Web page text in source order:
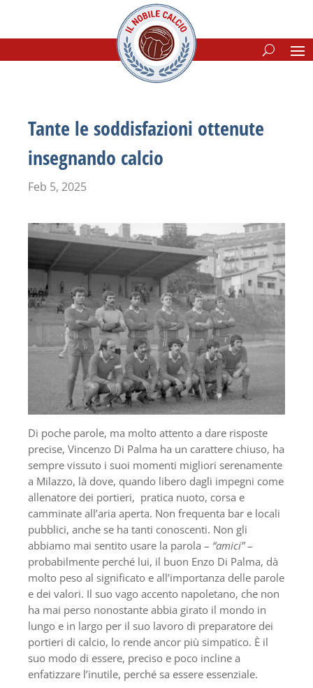
Tante le soddisfazioni ottenute
insegnando calcio
Feb 5, 2025
Di poche parole, ma molto attento a dare risposte
precise, Vincenzo Di Palma ha un carattere chiuso, ha
sempre vissuto i suoi momenti migliori serenamente
a Milazzo, là dove, quando libero dagli impegni come
allenatore dei portieri, pratica nuoto, corsa e
camminate all’aria aperta. Non frequenta bar e locali
pubblici, anche se ha tanti conoscenti. Non gli
abbiamo mai sentito usare la parola – “amici”–
probabilmente perché lui, il buon Enzo Di Palma, dà
molto peso al significato e all’importanza delle parole
e dei valori. Il suo vago accento napoletano, che non
ha mai perso nonostante abbia girato il mondo in
lungo e in largo per il suo lavoro di preparatore dei
portieri di calcio, lo rende ancor più simpatico. È il
suo modo di essere, preciso e poco incline a
enfatizzare l’inutile, perché sa essere essenziale.